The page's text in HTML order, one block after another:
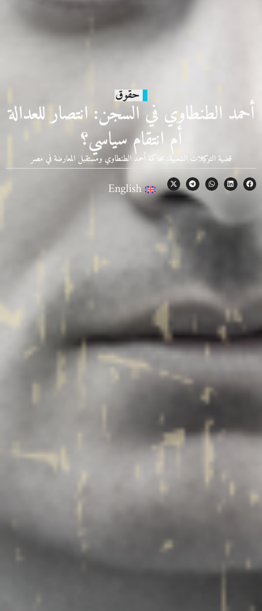
حقوق
أحمد الطنطاوي في السجن: انتصار للعدالة
أم انتقام سياسي؟
قضية التوكيلات الشعبية: محاكمة أحمد الطنطاوي ومستقبل المعارضة في مصر
English